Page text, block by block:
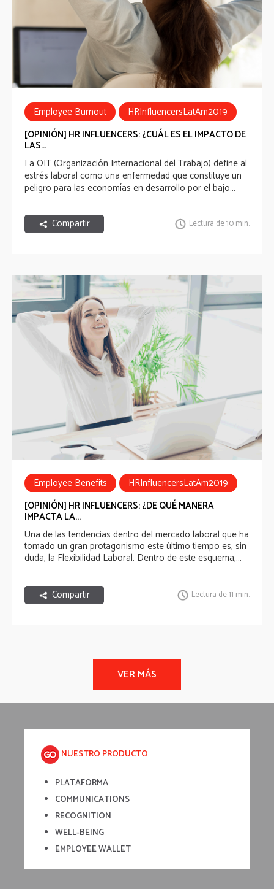
Employee Burnout
HRInfluencersLatAm2019
[OPINIÓN] HR INFLUENCERS: ¿CUÁL ES EL IMPACTO DE
LAS...
La OIT (Organización Internacional del Trabajo) define al
estrés laboral como una enfermedad que constituye un
peligro para las economías en desarrollo por el bajo...
Compartir Lectura de 10 min.
Employee Benefits
HRInfluencersLatAm2019
[OPINIÓN] HR INFLUENCERS: ¿DE QUÉ MANERA
IMPACTA LA...
Una de las tendencias dentro del mercado laboral que ha
tomado un gran protagonismo este último tiempo es, sin
duda, la Flexibilidad Laboral. Dentro de este esquema,...
Compartir Lectura de 11 min.
NUESTRO PRODUCTO
PLATAFORMA
COMMUNICATIONS
RECOGNITION
WELL-BEING
EMPLOYEE WALLET